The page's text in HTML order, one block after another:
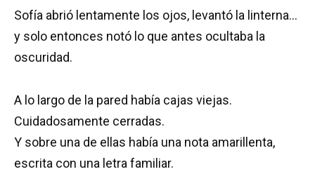
Sofía abrió lentamente los ojos, levantó la linterna…
y solo entonces notó lo que antes ocultaba la
oscuridad.
A lo largo de la pared había cajas viejas.
Cuidadosamente cerradas.
Y sobre una de ellas había una nota amarillenta,
escrita con una letra familiar.